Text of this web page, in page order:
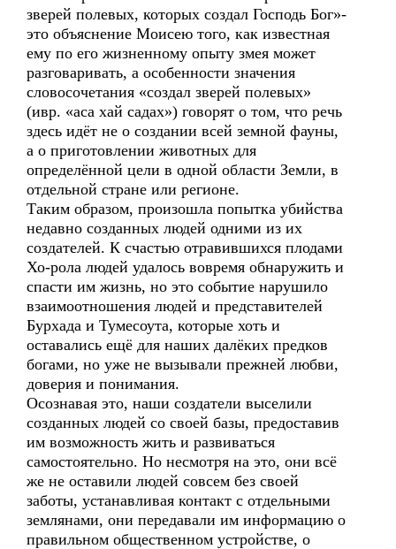
зверей полевых, которых создал Господь Бог»-
это объяснение Моисею того, как известная
ему по его жизненному опыту змея может
разговаривать, а особенности значения
словосочетания «создал зверей полевых»
(ивр. «аса хай садах») говорят о том, что речь
здесь идёт не о создании всей земной фауны,
а о приготовлении животных для
определённой цели в одной области Земли, в
отдельной стране или регионе.
Таким образом, произошла попытка убийства
недавно созданных людей одними из их
создателей. К счастью отравившихся плодами
Хо-рола людей удалось вовремя обнаружить и
спасти им жизнь, но это событие нарушило
взаимоотношения людей и представителей
Бурхада и Тумесоута, которые хоть и
оставались ещё для наших далёких предков
богами, но уже не вызывали прежней любви,
доверия и понимания.
Осознавая это, наши создатели выселили
созданных людей со своей базы, предоставив
им возможность жить и развиваться
самостоятельно. Но несмотря на это, они всё
же не оставили людей совсем без своей
заботы, устанавливая контакт с отдельными
землянами, они передавали им информацию о
правильном общественном устройстве, о